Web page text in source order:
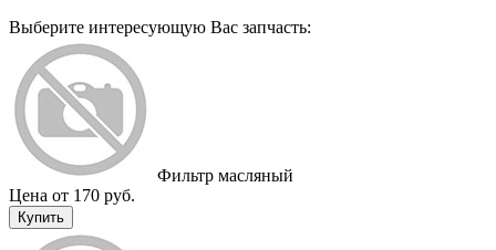
Выберите интересующую Вас запчасть:
Фильтр масляный
Цена от 170 руб.
Купить